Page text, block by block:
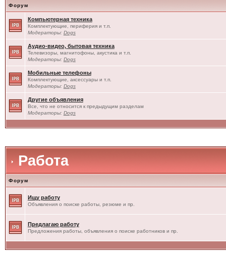
Форум
Компьютерная техника
Комплектующие, периферия и т.п.
Модераторы: Dogs
Аудио-видео, бытовая техника
Телевизоры, магнитофоны, акустика и т.п.
Модераторы: Dogs
Мобильные телефоны
Комплектующие, аксессуары и т.п.
Модераторы: Dogs
Другие объявления
Все, что не относится к предыдущим разделам
Модераторы: Dogs
Работа
Форум
Ищу работу
Объявления о поиске работы, резюме и пр.
Предлагаю работу
Предложения работы, объявления о поиске работников и пр.